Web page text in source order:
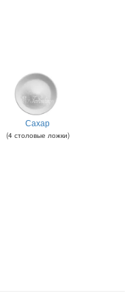
Сахар
(4 столовые ложки)